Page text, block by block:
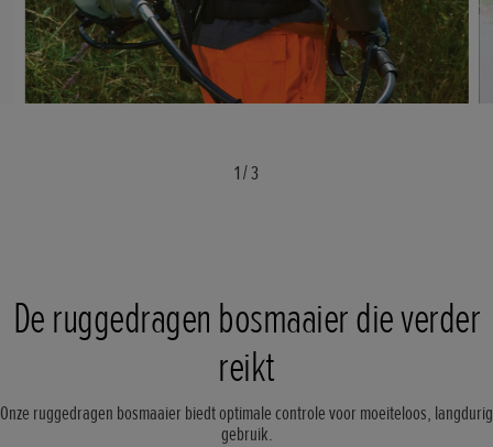
1/3
De ruggedragen bosmaaier die verder
reikt
Onze ruggedragen bosmaaier biedt optimale controle voor moeiteloos, langdurig
gebruik.